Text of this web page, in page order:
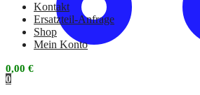
0
Kontakt
Ersatzteil-Anfrage
Shop
Mein Konto
0,00 €